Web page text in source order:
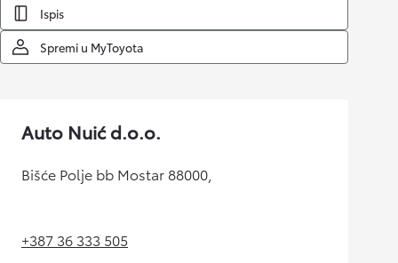
Ispis
Spremi u MyToyota
Auto Nuić d.o.o.
Bišće Polje bb Mostar 88000,
+387 36 333 505(Opens in new tab)